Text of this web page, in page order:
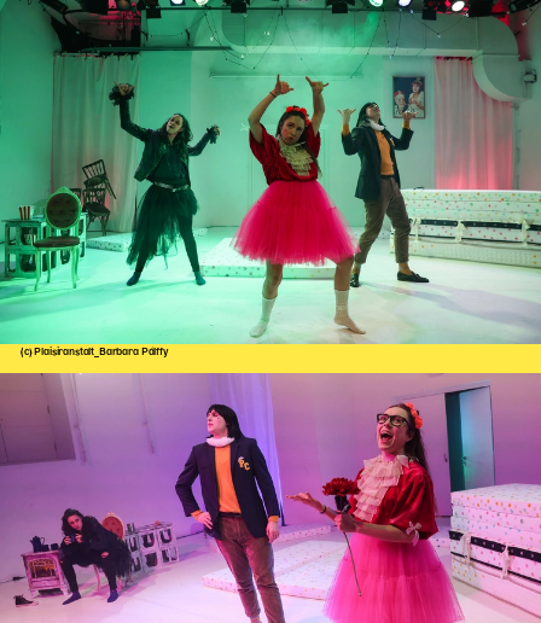
(c) Plaisiranstalt_Barbara Pálffy